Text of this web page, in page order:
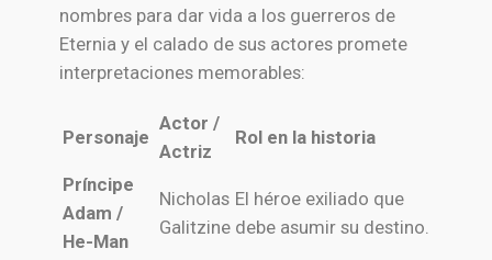
nombres para dar vida a los guerreros de
Eternia y el calado de sus actores promete
interpretaciones memorables:
Personaje
Actor /
Actriz
Rol en la historia
Príncipe
Adam /
He-Man
Nicholas
Galitzine
El héroe exiliado que
debe asumir su destino.